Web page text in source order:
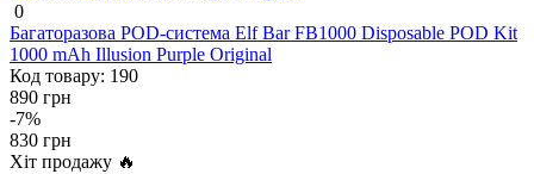
0
Багаторазова POD-система Elf Bar FB1000 Disposable POD Kit
1000 mAh Illusion Purple Original
Код товару: 190
890 грн
-7%
830 грн
Хіт продажу 🔥